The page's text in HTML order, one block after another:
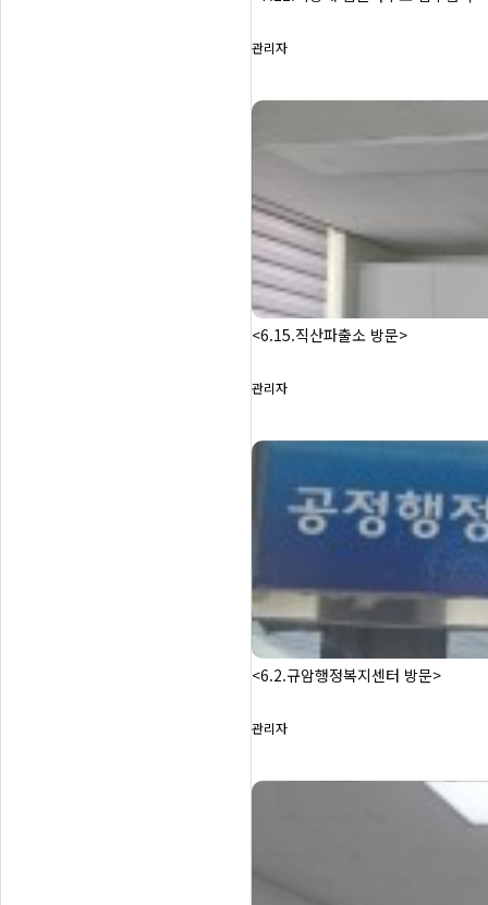
관리자
<6.15.직산파출소 방문>
관리자
<6.2.규암행정복지센터 방문>
관리자